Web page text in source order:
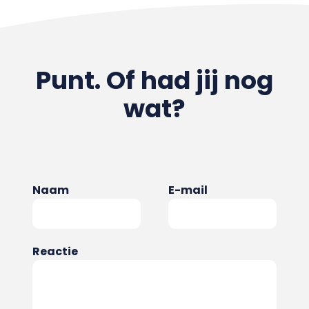
Punt. Of had jij nog
wat?
Naam E-mail
Reactie